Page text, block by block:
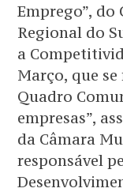
Emprego”, do
Regional do
a
Março, que
Quadro
empresas”,
da Câmara
responsável